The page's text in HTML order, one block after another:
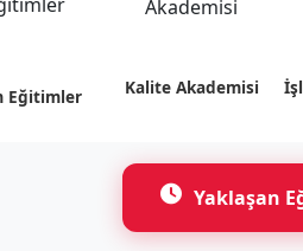
Eğitimler Kalite Akademisi
Yaklaşan